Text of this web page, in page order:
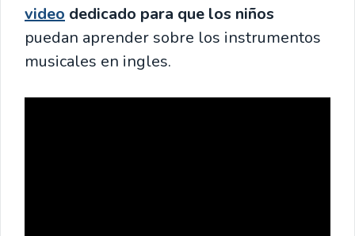
video dedicado para que los niños
puedan aprender sobre los instrumentos
musicales en ingles.